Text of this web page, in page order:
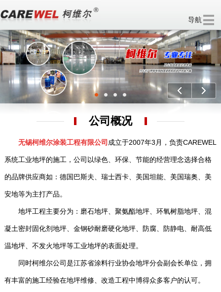
导航
欢迎访问 无锡柯维尔涂装工程有限公司 官方网站！ 分享：
公司概况
无锡柯维尔涂装工程有限公司 成立于2007年3月，负责CAREWEL
系统工业地坪的施工，公司以绿色、环保、节能的经营理念选择合格
的品牌供应商如：德国巴斯夫、瑞士西卡、美国坦能、美国瑞奥、美
安地等为主打产品。
地坪工程主要分为：磨石地坪、聚氨酯地坪、环氧树脂地坪、混
凝土密封固化剂地坪、金钢砂耐磨硬化地坪、防腐、防静电、耐高低
温地坪、不发火地坪等工业地坪的表面处理。
同时柯维尔公司是江苏省涂料行业协会地坪分会副会长单位，拥
有丰富的施工经验在地坪维修、改造工程中博得众多客户的认可。